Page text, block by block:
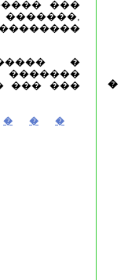
���
�
�������
��� ���
� � �
�